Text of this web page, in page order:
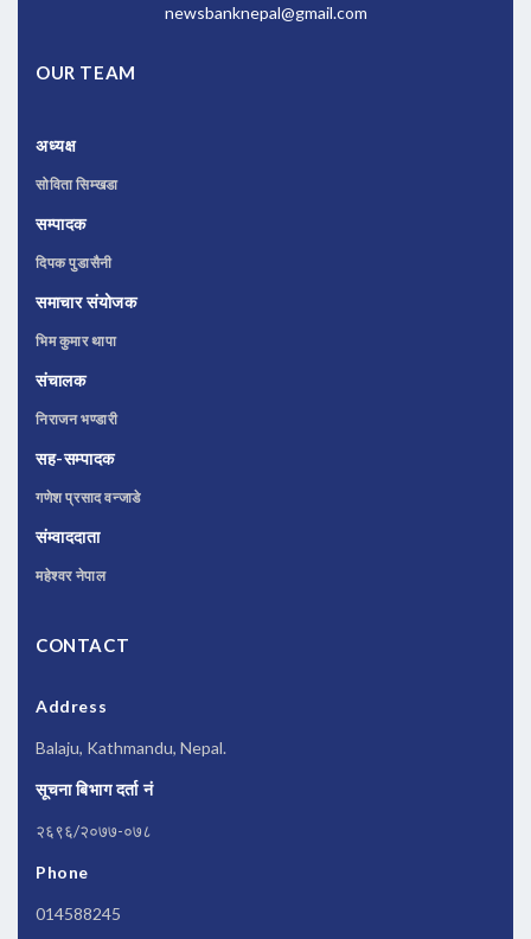
newsbanknepal@gmail.com
OUR TEAM
अध्यक्ष
सोविता सिम्खडा
सम्पादक
दिपक पुडासैनी
समाचार संयोजक
भिम कुमार थापा
संचालक
निराजन भण्डारी
सह-सम्पादक
गणेश प्रसाद वन्जाडे
संम्वाददाता
महेश्वर नेपाल
CONTACT
Address
Balaju, Kathmandu, Nepal.
सूचना बिभाग दर्ता नं
२६९६/२०७७-०७८
Phone
014588245